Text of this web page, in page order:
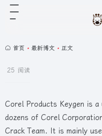
首页 • 最新博文 • 正文
25 阅读
Corel Products Keygen is a
dozens of Corel
Crack Team. It is mainly